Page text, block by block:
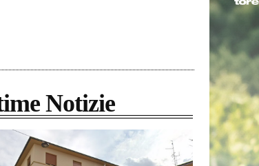
Notizie